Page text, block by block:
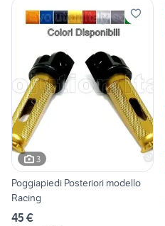
3
Poggiapiedi Posteriori modello
Racing
45 €